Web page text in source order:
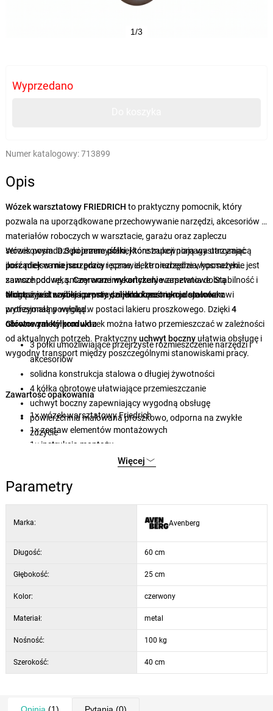
1/3
Wyprzedano
Numer katalogowy:713899
Opis
Wózek warsztatowy FRIEDRICH to praktyczny pomocnik, który
pozwala na uporządkowane przechowywanie narzędzi, akcesoriów i
materiałów roboczych w warsztacie, garażu oraz zapleczu
serwisowym. Dzięki przemyślanej konstrukcji pomaga utrzymać
porządek w miejscu pracyi sprawia, że niezbędne wyposażenie jest
zawsze pod ręką.Czerwone wykończeniezapewnia dobrą
widoczność w miejscu pracy, a jednocześnie nadaje wózkowi
profesjonalny wygląd.
Wózek posiada3 pojemne półki, które zapewniają wystarczającą
ilość miejsca na narzędzia ręczne, elektronarzędzia, kosmetyki
samochodowe, smary oraz inne artykuły warsztatowe. Stabilność i
długą żywotność zapewniasolidna konstrukcjastalowaz
wytrzymałą powłoką w postaci lakieru proszkowego. Dzięki4
obrotowym kółkomwózek można łatwo przemieszczać w zależności
od aktualnych potrzeb. Praktycznyuchwyt bocznyułatwia obsługę i
wygodny transport między poszczególnymi stanowiskami pracy.
Montaż jest szybki i prostydzięki dołączonym elementom.
Główne zalety produktu
3 półki umożliwiające przejrzyste rozmieszczenie narzędzi i
akcesoriów
solidna konstrukcja stalowa o długiej żywotności
4 kółka obrotowe ułatwiające przemieszczanie
uchwyt boczny zapewniający wygodną obsługę
powierzchnia malowana proszkowo, odporna na zwykłe
zużycie
Zawartość opakowania
1× wózek warsztatowy Friedrich
1× zestaw elementów montażowych
1× instrukcja montażu
Więcej
Parametry
Marka: Avenberg
Długość: 60 cm
Głębokość: 25 cm
Kolor: czerwony
Materiał: metal
Nośność: 100 kg
Szerokość: 40 cm